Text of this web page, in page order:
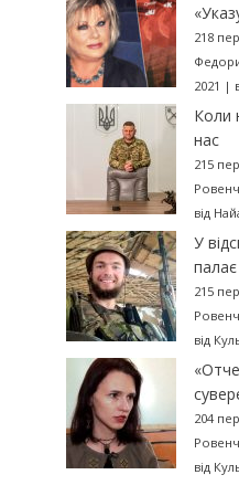
218
2021 |
Коли
нас
215
від
У
палає
215
від
204
від